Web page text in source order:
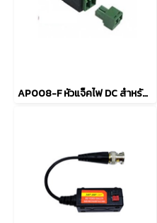
AP008-F หัวแจ็คไฟ DC สำหรับต่อกล้อง (ตัวเมีย)